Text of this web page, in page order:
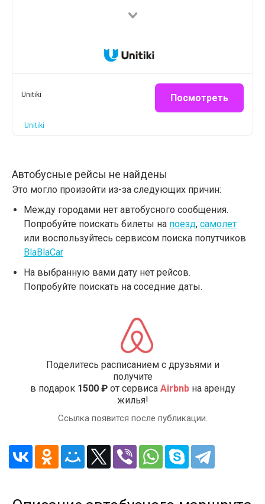
Unitiki Посмотреть
Unitiki
Автобусные рейсы не найдены
Это могло произойти из-за следующих причин:
Между городами нет автобусного сообщения.
Попробуйте поискать билеты на поезд, самолет
или воспользуйтесь сервисом поиска попутчиков
BlaBlaCar
На выбранную вами дату нет рейсов.
Попробуйте поискать на соседние даты.
Поделитесь расписанием с друзьями и
получите
в подарок 1500 ₽от сервиса Airbnbна аренду
жилья!
Ссылка появится после публикации.